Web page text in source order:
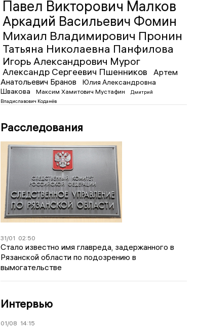
Павел Викторович Малков
Аркадий Васильевич Фомин
Михаил Владимирович Пронин
Татьяна Николаевна Панфилова
Игорь Александрович Мурог
Александр Сергеевич Пшенников
Артем
Анатольевич Бранов
Юлия Александровна
Швакова
Максим Хамитович Мустафин
Дмитрий
Владиславович Коданёв
Расследования
31/01 02:50
Стало известно имя главреда, задержанного в
Рязанской области по подозрению в
вымогательстве
Интервью
01/08 14:15